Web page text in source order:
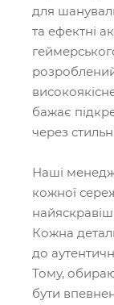
для
та ефектні
розроблений
бажає
через
Наші
кожної
Кожна
до
Тому,
бути